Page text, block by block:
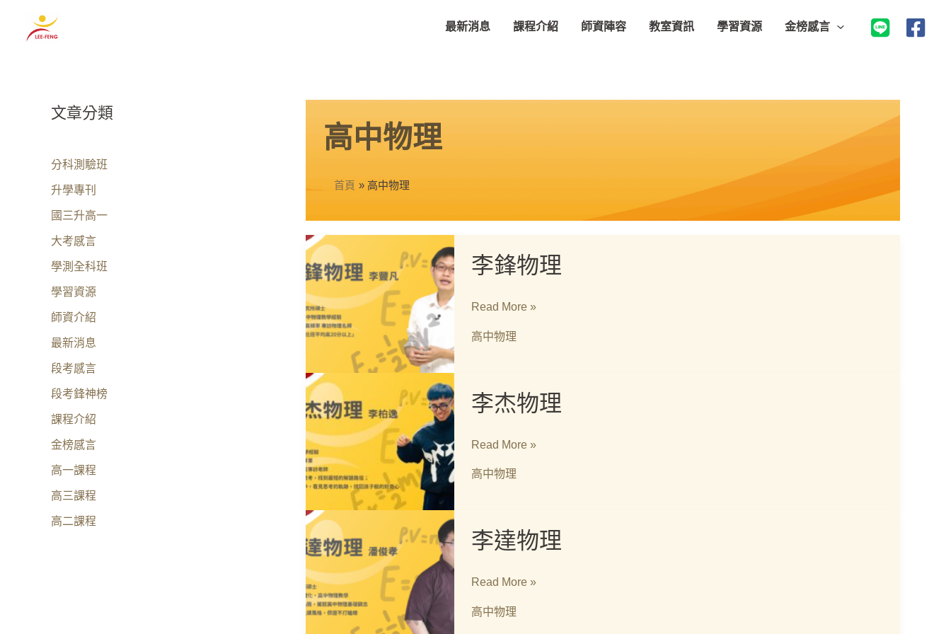
最新消息 課程介紹 師資陣容 教室資訊 學習資源 金榜感言
文章分類
分科測驗班
升學專刊
國三升高一
大考感言
學測全科班
學習資源
師資介紹
最新消息
段考感言
段考鋒神榜
課程介紹
金榜感言
高一課程
高三課程
高二課程
高中物理
首頁 高中物理
李鋒物理
鋒
理
Read More »
高中物理
李杰物理
杰
理
Read More »
高中物理
李達物理
達
理
Read More »
高中物理